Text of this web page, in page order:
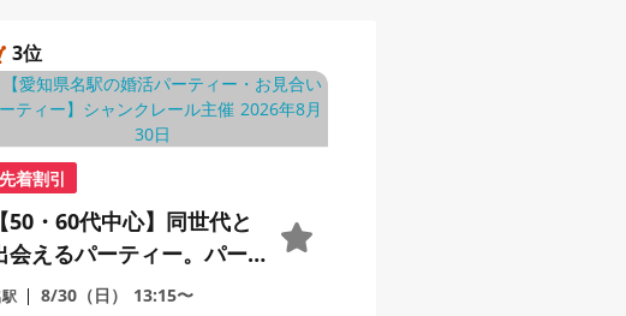
3位
先着割引
【50・60代中心】同世代と
会えるパーティー。パー
ナーと、いつまでも若く
8/30（日） 13:15〜